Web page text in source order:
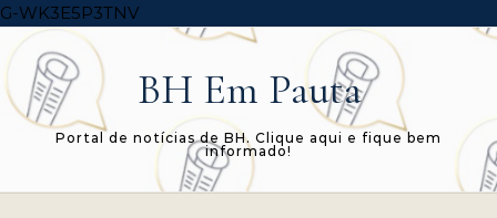
G-WK3E5P3TNVSkip to content
BH Em Pauta
Portal de notícias de BH. Clique aqui e fique bem
informado!